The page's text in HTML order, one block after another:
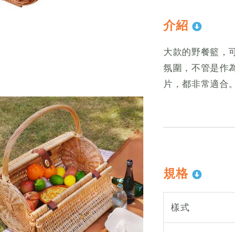
介紹
大款的野餐籃，
氛圍，不管是作
片，都非常適合。
規格
樣式